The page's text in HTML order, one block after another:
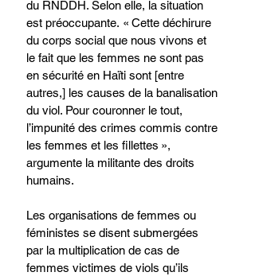
du RNDDH. Selon elle, la situation
est préoccupante. « Cette déchirure
du corps social que nous vivons et
le fait que les femmes ne sont pas
en sécurité en Haïti sont [entre
autres,] les causes de la banalisation
du viol. Pour couronner le tout,
l’impunité des crimes commis contre
les femmes et les fillettes »,
argumente la militante des droits
humains.
Les organisations de femmes ou
féministes se disent submergées
par la multiplication de cas de
femmes victimes de viols qu’ils